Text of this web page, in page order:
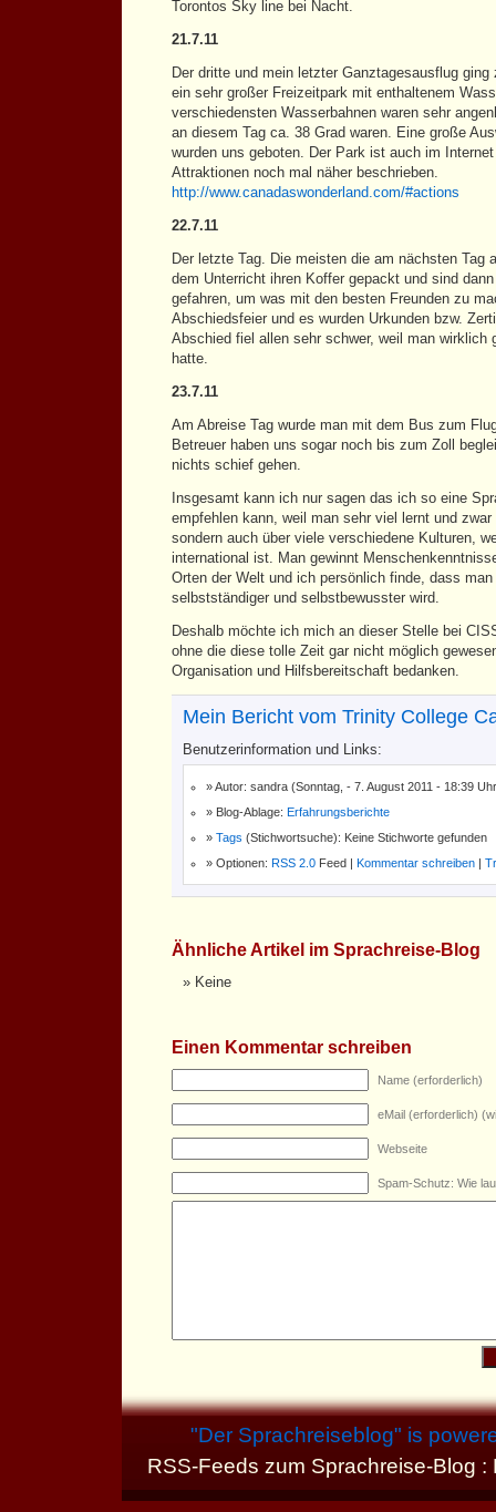
Torontos Sky line bei Nacht.
21.7.11
Der dritte und mein letzter Ganztagesausflug ging
ein sehr großer Freizeitpark mit enthaltenem
verschiedensten Wasserbahnen waren sehr
an diesem Tag ca. 38 Grad waren. Eine große
wurden uns geboten. Der Park ist auch im
Attraktionen noch mal näher beschrieben.
http://www.canadaswonderland.com/#actions
22.7.11
Der letzte Tag. Die meisten die am nächsten Tag
dem Unterricht ihren Koffer gepackt und sind
gefahren, um was mit den besten Freunden zu
Abschiedsfeier und es wurden Urkunden bzw.
Abschied fiel allen sehr schwer, weil man wirklich
hatte.
23.7.11
Am Abreise Tag wurde man mit dem Bus zum
Betreuer haben uns sogar noch bis zum Zoll
nichts schief gehen.
Insgesamt kann ich nur sagen das ich so eine
empfehlen kann, weil man sehr viel lernt und
sondern auch über viele verschiedene Kulturen,
international ist. Man gewinnt
Orten der Welt und ich persönlich finde, dass
selbstständiger und selbstbewusster wird.
Deshalb möchte ich mich an dieser Stelle bei
ohne die diese tolle Zeit gar nicht möglich
Organisation und Hilfsbereitschaft bedanken.
Mein Bericht vom Trinity College
Benutzerinformation und Links:
Autor: sandra (Sonntag, - 7. August 2011 - 18:39
Blog-Ablage: Erfahrungsberichte
Tags (Stichwortsuche): Keine Stichworte gefunden
Optionen: RSS 2.0 Feed | Kommentar schreiben |
Ähnliche Artikel im Sprachreise-Blog
Keine
Einen Kommentar schreiben
Name (erforderlich)
eMail (erforderlich)
Webseite
Spam-Schutz: Wie
"Der Sprachreiseblog" is
RSS-Feeds zum Sprachreise-Blog :